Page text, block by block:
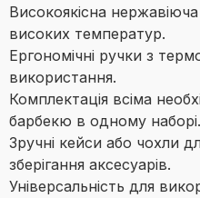
Високоякісна
високих температур.
Ергономічні ручки з
використання.
Комплектація всіма
барбекю в одному наборі.
Зручні кейси або чохли
зберігання аксесуарів.
Універсальність для